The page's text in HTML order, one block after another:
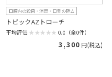
口腔内の殺菌・消毒・口臭の除去
トピックAZトローチ
平均評価 0.0（全0件）
3,300 円(税込)